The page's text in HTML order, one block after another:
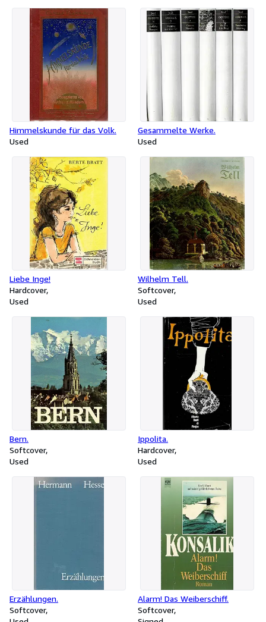
Himmelskunde für das Volk.
Used
Gesammelte Werke.
Used
Liebe Inge!
Hardcover
Used
Wilhelm Tell.
Softcover
Used
Bern.
Softcover
Used
Ippolita.
Hardcover
Used
Erzählungen.
Softcover
Alarm! Das Weiberschiff.
Softcover